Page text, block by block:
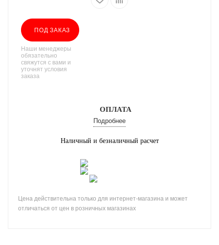
ПОД ЗАКАЗ
Наши менеджеры
обязательно
свяжутся с вами и
уточнят условия
заказа
ОПЛАТА
Подробнее
Наличный и безналичный расчет
Цена действительна только для интернет-магазина и может
отличаться от цен в розничных магазинах